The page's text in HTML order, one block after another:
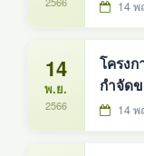
14
14
พ.ย.
2566
โครงก
กำจัด
ปีงบป
14